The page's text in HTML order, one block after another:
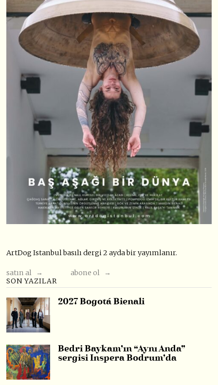
ArtDog Istanbul basılı dergi 2 ayda bir yayımlanır.
satın al →
abone ol →
SON YAZILAR
2027 Bogotá Bienali
Bedri Baykam’ın “Aynı Anda”
sergisi Inspera Bodrum’da